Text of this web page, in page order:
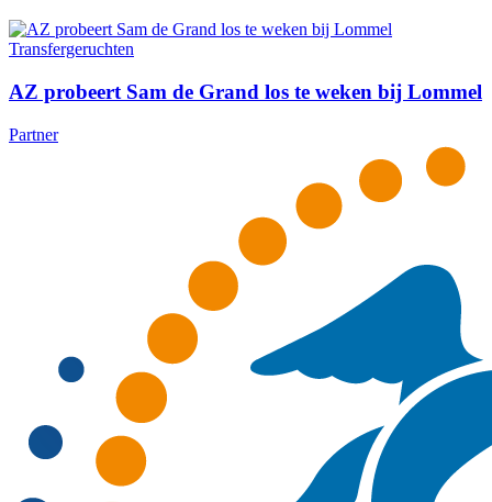
Transfergeruchten
AZ probeert Sam de Grand los te weken bij Lommel
Partner